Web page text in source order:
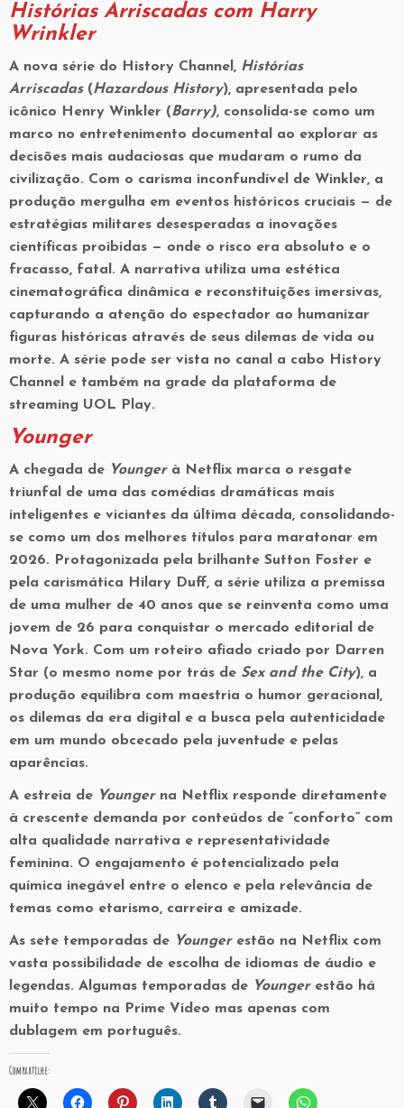
Histórias Arriscadas com Harry
Wrinkler
A nova série do History Channel , Histórias
Arriscadas(Hazardous History), apresentada pelo
icônico
Henry Winkler (Barry), consolida-se como um
marco no entretenimento documental ao explorar as
decisões mais audaciosas que mudaram o rumo da
civilização. Com o carisma inconfundível de Winkler, a
produção mergulha em eventos históricos cruciais — de
estratégias militares desesperadas a inovações
científicas proibidas — onde o risco era absoluto e o
fracasso, fatal. A narrativa utiliza uma estética
cinematográfica dinâmica e reconstituições imersivas,
capturando a atenção do espectador ao humanizar
figuras históricas através de seus dilemas de vida ou
morte. A série pode ser vista no canal a cabo History
Channel e também na grade da plataforma de
streaming UOL Play.
Younger
A chegada de Youngerà Netflix marca o resgate
triunfal de uma das comédias dramáticas mais
inteligentes e viciantes da última década, consolidando-
se como um dos melhores títulos para maratonar em
2026. Protagonizada pela brilhante Sutton Foster e
pela carismática
Hilary Duff, a série utiliza a premissa
de uma mulher de 40 anos que se reinventa como uma
jovem de 26 para conquistar o mercado editorial de
Nova York. Com um roteiro afiado criado por Darren
Star (o mesmo nome por trás de Sex and the City), a
produção equilibra com maestria o humor geracional,
os dilemas da era digital e a busca pela autenticidade
em um mundo obcecado pela juventude e pelas
aparências.
A estreia de Youngerna Netflix responde diretamente
à crescente demanda por conteúdos de “conforto” com
alta qualidade narrativa e representatividade
feminina. O engajamento é potencializado pela
química inegável entre o elenco e pela relevância de
temas como etarismo, carreira e amizade.
As sete temporadas de Youngerestão na Netflix com
vasta possibilidade de escolha de idiomas de áudio e
legendas. Algumas temporadas de Youngerestão há
muito tempo na Prime Vídeo mas apenas com
dublagem em português.
Compartilhe: